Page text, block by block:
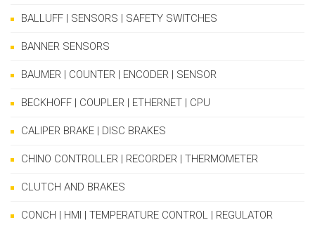
BALLUFF | SENSORS | SAFETY SWITCHES
BANNER SENSORS
BAUMER | COUNTER | ENCODER | SENSOR
BECKHOFF | COUPLER | ETHERNET | CPU
CALIPER BRAKE | DISC BRAKES
CHINO CONTROLLER | RECORDER | THERMOMETER
CLUTCH AND BRAKES
CONCH | HMI | TEMPERATURE CONTROL | REGULATOR